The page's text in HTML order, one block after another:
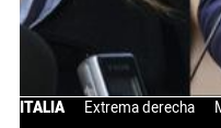
ITALIA Extrema derecha